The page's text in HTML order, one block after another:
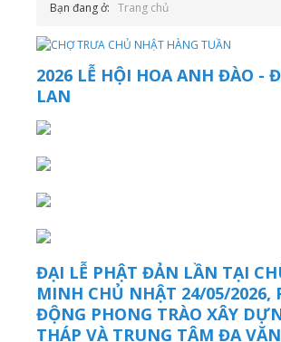
Bạn đang ở: Trang chủ
2026 LỄ HỘI HOA ANH ĐÀO -
LAN
ĐẠI LỄ PHẬT ĐẢN LẦN TẠI
MINH CHỦ NHẬT 24/05/2026,
ĐỘNG PHONG TRÀO XÂY
THÁP VÀ TRUNG TÂM ĐA